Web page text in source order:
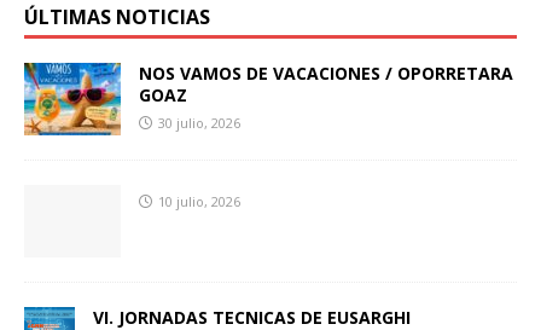
ÚLTIMAS NOTICIAS
NOS VAMOS DE VACACIONES / OPORRETARA
GOAZ
30 julio, 2026
10 julio, 2026
VI. JORNADAS TECNICAS DE EUSARGHI